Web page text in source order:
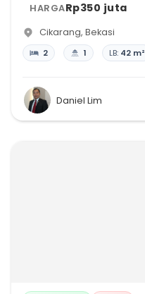
HARGARp350 juta
Cikarang, Bekasi
2 1 LB: 42 m²
Daniel Lim